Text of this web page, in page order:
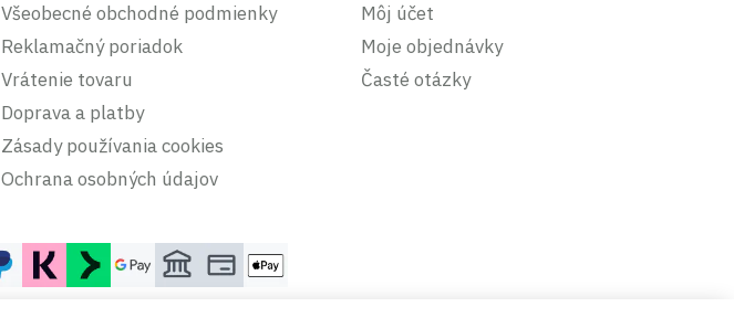
Všeobecné obchodné podmienky
Reklamačný poriadok
Vrátenie tovaru
Doprava a platby
Zásady používania cookies
Ochrana osobných údajov
Môj účet
Moje objednávky
Časté otázky